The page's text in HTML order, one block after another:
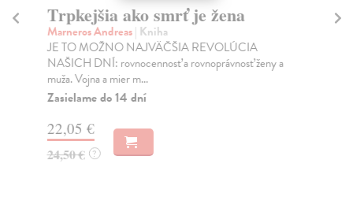
Trpkejšia ako smrť je žena
Marneros Andreas| Kniha
JE TO MOŽNO NAJVÄČŠIA REVOLÚCIA
NAŠICH DNÍ: rovnocennosť a rovnoprávnosť ženy a
muža. Vojna a mier m...
Zasielame do 14 dní
22,05 €
24,50 € ?